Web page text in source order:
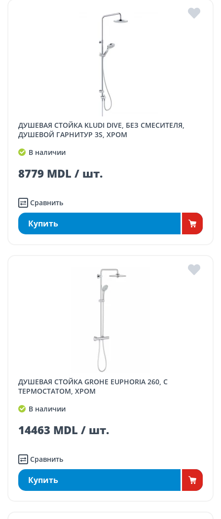
ДУШЕВАЯ СТОЙКА KLUDI DIVE, БЕЗ СМЕСИТЕЛЯ,
ДУШЕВОЙ ГАРНИТУР 3S, ХРОМ
В наличии
8779 MDL / шт.
Сравнить
Купить
ДУШЕВАЯ СТОЙКА GROHE EUPHORIA 260, С
ТЕРМОСТАТОМ, ХРОМ
В наличии
14463 MDL / шт.
Сравнить
Купить